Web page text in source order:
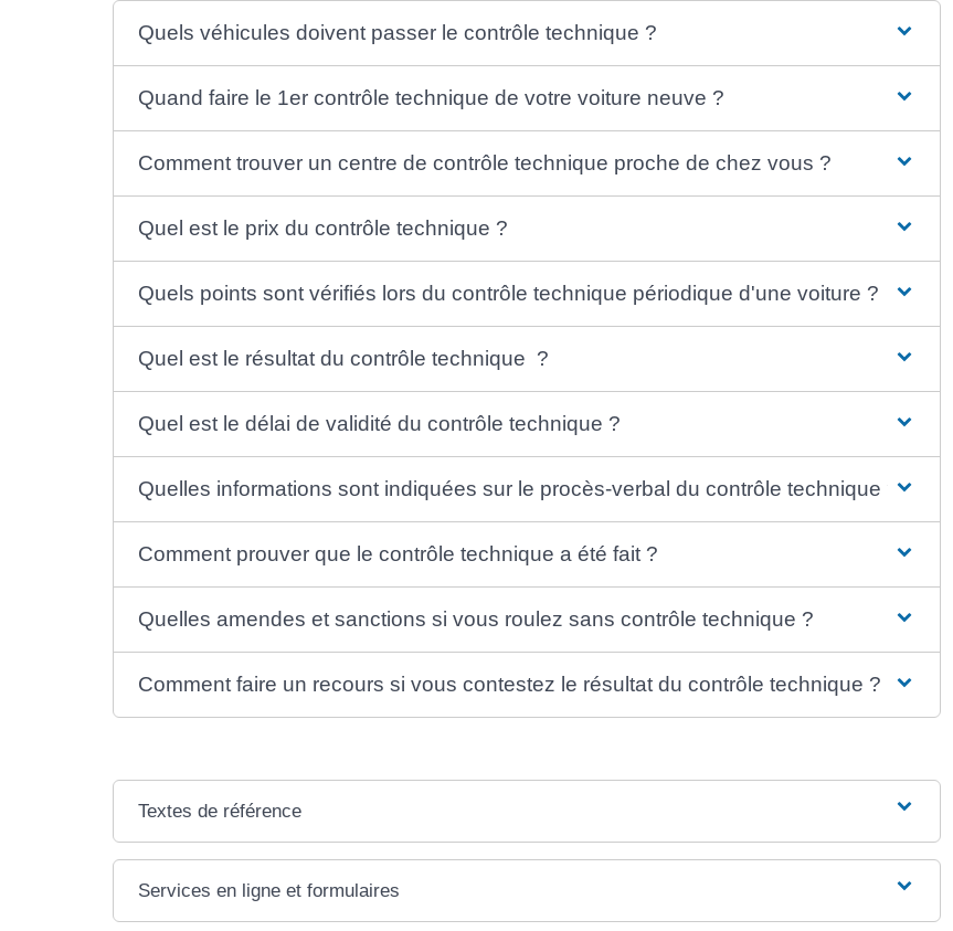
Quels véhicules doivent passer le contrôle technique ?
Quand faire le 1er contrôle technique de votre voiture neuve ?
Comment trouver un centre de contrôle technique proche de chez vous ?
Quel est le prix du contrôle technique ?
Quels points sont vérifiés lors du contrôle technique périodique d'une voiture ?
Quel est le résultat du contrôle technique ?
Quel est le délai de validité du contrôle technique ?
Quelles informations sont indiquées sur le procès-verbal du contrôle technique ?
Comment prouver que le contrôle technique a été fait ?
Quelles amendes et sanctions si vous roulez sans contrôle technique ?
Comment faire un recours si vous contestez le résultat du contrôle technique ?
Textes de référence
Services en ligne et formulaires